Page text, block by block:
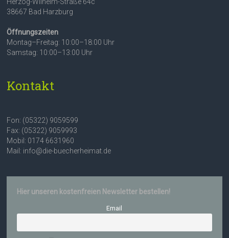
38667 Bad Harzburg
Öffnungszeiten
Montag–Freitag: 10:00–18:00 Uhr
Samstag: 10:00–13:00 Uhr
Kontakt
Fon: (05322) 9059599
Fax: (05322) 9059993
Mobil: 0174 6631960
Mail: info@die-buecherheimat.de
Hier unseren kostenfreien Newsletter bestellen!
Email